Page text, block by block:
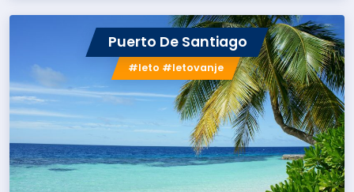
Puerto De Santiago
#leto #letovanje